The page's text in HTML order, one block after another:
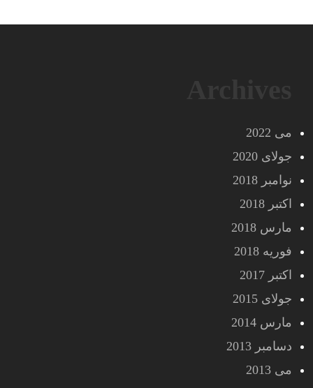
می 2022
جولای 2020
نوامبر 2018
اکتبر 2018
مارس 2018
فوریه 2018
اکتبر 2017
جولای 2015
مارس 2014
دسامبر 2013
می 2013